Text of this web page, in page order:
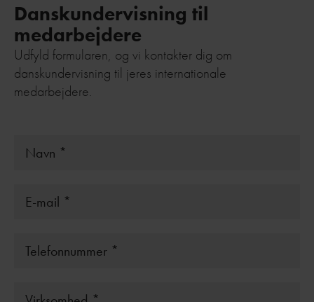
Danskundervisning til
medarbejdere
Udfyld formularen, og vi kontakter dig om
danskundervisning til jeres internationale
medarbejdere.